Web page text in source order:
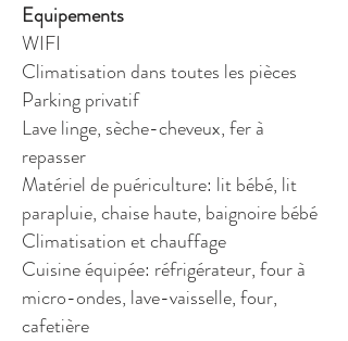
Equipements
WIFI
Climatisation dans toutes les pièces
Parking privatif
Lave linge, sèche-cheveux, fer à
repasser
Matériel de puériculture: lit bébé, lit
parapluie, chaise haute, baignoire bébé
Climatisation et chauffage
Cuisine équipée: réfrigérateur, four à
micro-ondes, lave-vaisselle, four,
cafetière